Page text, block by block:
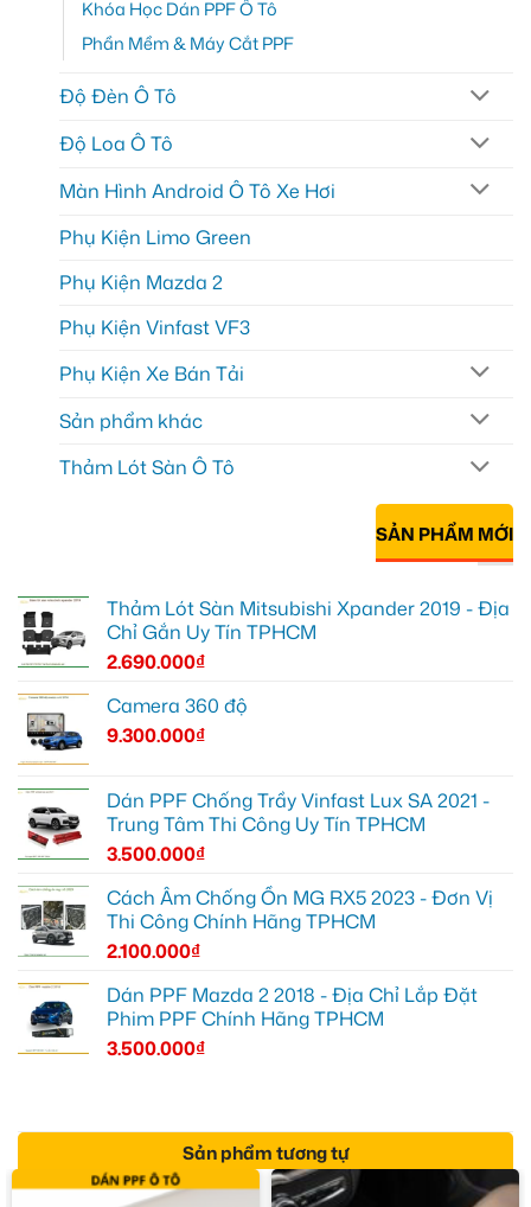
Khóa Học Dán PPF Ô Tô
Phần Mềm & Máy Cắt PPF
Độ Đèn Ô Tô
Độ Loa Ô Tô
Màn Hình Android Ô Tô Xe Hơi
Phụ Kiện Limo Green
Phụ Kiện Mazda 2
Phụ Kiện Vinfast VF3
Phụ Kiện Xe Bán Tải
Sản phẩm khác
Thảm Lót Sàn Ô Tô
SẢN PHẨM MỚI
Thảm Lót Sàn Mitsubishi Xpander 2019 - Địa
Chỉ Gắn Uy Tín TPHCM
2.690.000₫
Camera 360 độ
9.300.000₫
Dán PPF Chống Trầy Vinfast Lux SA 2021 -
Trung Tâm Thi Công Uy Tín TPHCM
3.500.000₫
Cách Âm Chống Ồn MG RX5 2023 - Đơn Vị
Thi Công Chính Hãng TPHCM
2.100.000₫
Dán PPF Mazda 2 2018 - Địa Chỉ Lắp Đặt
Phim PPF Chính Hãng TPHCM
3.500.000₫
Sản phẩm tương tự